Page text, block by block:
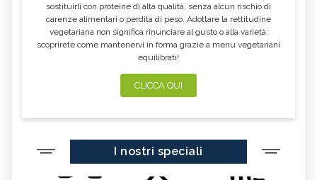
sostituirli con proteine di alta qualità, senza alcun rischio di
carenze alimentari o perdita di peso. Adottare la rettitudine
vegetariana non significa rinunciare al gusto o alla varietà:
scoprirete come mantenervi in forma grazie a menu vegetariani
equilibrati!
CLICCA QUI
I nostri speciali